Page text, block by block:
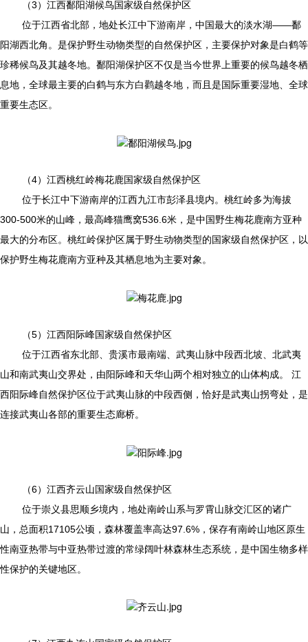
（3）江西鄱阳湖候鸟国家级自然保护区
位于江西省北部，地处长江中下游南岸，中国最大的淡水湖——鄱
阳湖西北角。是保护野生动物类型的自然保护区，主要保护对象是白鹤等
珍稀候鸟及其越冬地。鄱阳湖保护区不仅是当今世界上重要的候鸟越冬栖
息地，全球最主要的白鹤与东方白鹳越冬地，而且是国际重要湿地、全球
重要生态区。
（4）江西桃红岭梅花鹿国家级自然保护区
位于长江中下游南岸的江西九江市彭泽县境内。桃红岭多为海拔
300-500米的山峰，最高峰猫鹰窝536.6米，是中国野生梅花鹿南方亚种
最大的分布区。桃红岭保护区属于野生动物类型的国家级自然保护区，以
保护野生梅花鹿南方亚种及其栖息地为主要对象。
（5）江西阳际峰国家级自然保护区
位于江西省东北部、贵溪市最南端、武夷山脉中段西北坡、北武夷
山和南武夷山交界处，由阳际峰和天华山两个相对独立的山体构成。 江
西阳际峰自然保护区位于武夷山脉的中段西侧，恰好是武夷山拐弯处，是
连接武夷山各部的重要生态廊桥。
（6）江西齐云山国家级自然保护区
位于崇义县思顺乡境内，地处南岭山系与罗霄山脉交汇区的诸广
山，总面积17105公顷，森林覆盖率高达97.6%，保存有南岭山地区原生
性南亚热带与中亚热带过渡的常绿阔叶林森林生态系统，是中国生物多样
性保护的关键地区。